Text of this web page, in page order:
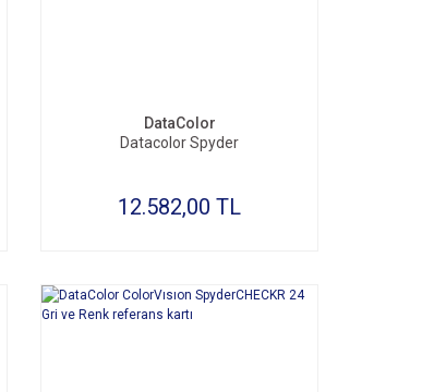
DataColor
Datacolor Spyder
12.582,00 TL